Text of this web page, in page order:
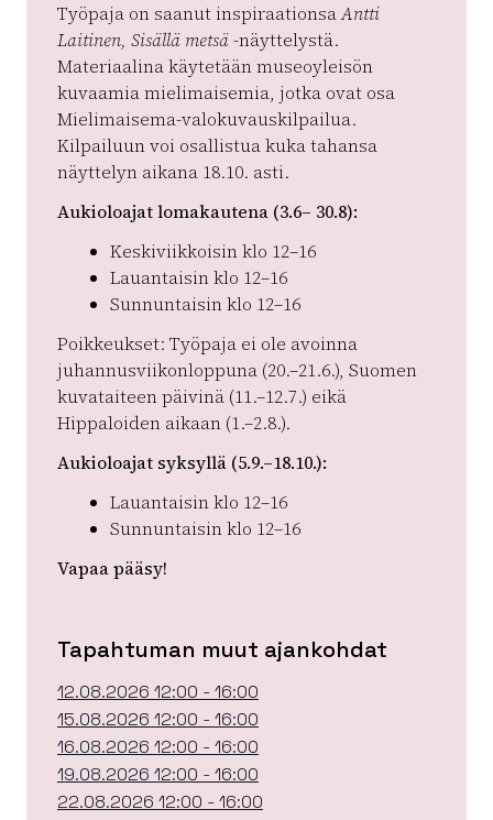
Työpaja on saanut inspiraationsaAntti
Laitinen, Sisällä metsä-näyttelystä.
Materiaalina käytetään museoyleisön
kuvaamia mielimaisemia, jotka ovat osa
Mielimaisema-valokuvauskilpailua.
Kilpailuun voi osallistua kuka tahansa
näyttelyn aikana 18.10. asti.
Aukioloajat lomakautena (3.6– 30.8):
Keskiviikkoisin klo 12–16
Lauantaisin klo 12–16
Sunnuntaisin klo 12–16
Poikkeukset: Työpaja ei ole avoinna
juhannusviikonloppuna (20.–21.6.), Suomen
kuvataiteen päivinä (11.–12.7.) eikä
Hippaloiden aikaan (1.–2.8.).
Aukioloajat syksyllä (5.9.–18.10.):
Lauantaisin klo 12–16
Sunnuntaisin klo 12–16
Vapaa pääsy!
Tapahtuman muut ajankohdat
12.08.2026 12:00 - 16:00
15.08.2026 12:00 - 16:00
16.08.2026 12:00 - 16:00
19.08.2026 12:00 - 16:00
22.08.2026 12:00 - 16:00